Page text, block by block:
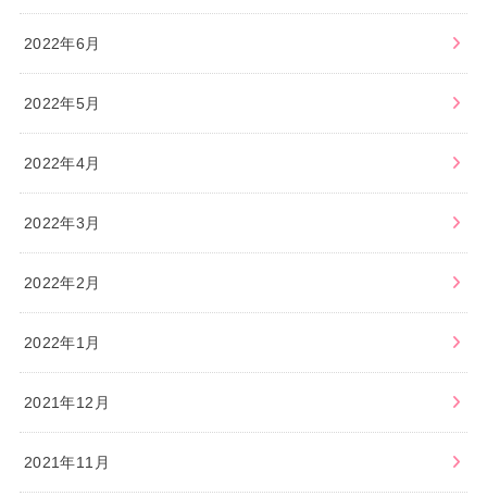
2022年6月
2022年5月
2022年4月
2022年3月
2022年2月
2022年1月
2021年12月
2021年11月